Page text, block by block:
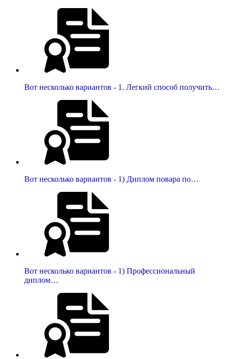
Вот несколько вариантов - 1. Легкий способ получить…
Вот несколько вариантов - 1) Диплом повара по…
Вот несколько вариантов - 1) Профессиональный
диплом…